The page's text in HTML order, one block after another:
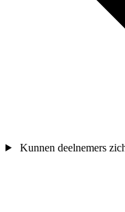
Kunnen deelnemers